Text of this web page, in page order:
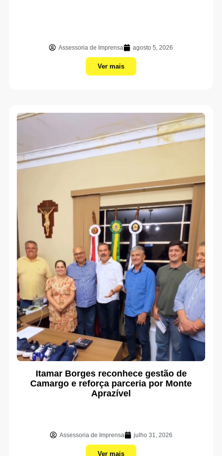
Assessoria de Imprensa agosto 5, 2026
Ver mais
Itamar Borges reconhece gestão de
Camargo e reforça parceria por Monte
Aprazível
Assessoria de Imprensa julho 31, 2026
Ver mais